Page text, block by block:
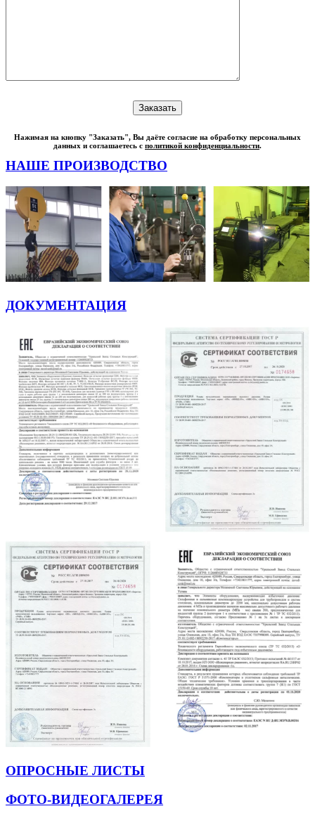
Нажимая на кнопку "Заказать", Вы даёте согласие на обработку персональных
данных и соглашаетесь с политикой конфиденциальности.
НАШЕ ПРОИЗВОДСТВО
ДОКУМЕНТАЦИЯ
ОПРОСНЫЕ ЛИСТЫ
ФОТО-ВИДЕОГАЛЕРЕЯ